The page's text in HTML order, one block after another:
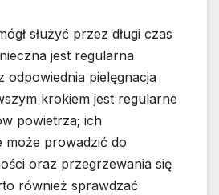
służyć przez długi czas
jest regularna
odpowiednia pielęgnacja
krokiem jest regularne
powietrza; ich
może prowadzić do
oraz przegrzewania się
również sprawdzać